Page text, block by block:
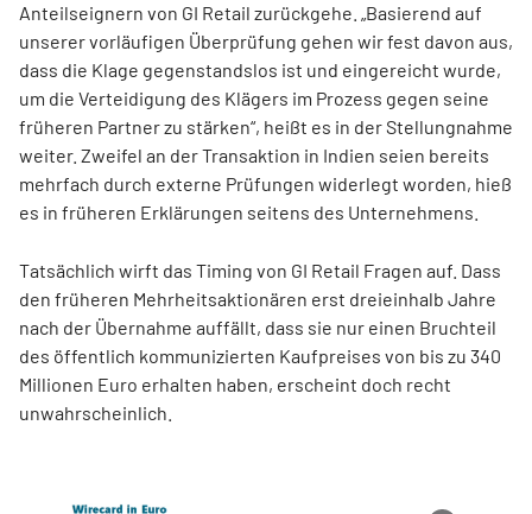
Anteilseignern von GI Retail zurückgehe. „Basierend auf
unserer vorläufigen Überprüfung gehen wir fest davon aus,
dass die Klage gegenstandslos ist und eingereicht wurde,
um die Verteidigung des Klägers im Prozess gegen seine
früheren Partner zu stärken“, heißt es in der Stellungnahme
weiter. Zweifel an der Transaktion in Indien seien bereits
mehrfach durch externe Prüfungen widerlegt worden, hieß
es in früheren Erklärungen seitens des Unternehmens.
Tatsächlich wirft das Timing von GI Retail Fragen auf. Dass
den früheren Mehrheitsaktionären erst dreieinhalb Jahre
nach der Übernahme auffällt, dass sie nur einen Bruchteil
des öffentlich kommunizierten Kaufpreises von bis zu 340
Millionen Euro erhalten haben, erscheint doch recht
unwahrscheinlich.